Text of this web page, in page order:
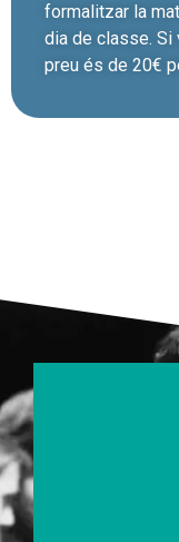
formalitzar la
dia de classe.
preu és de 20€